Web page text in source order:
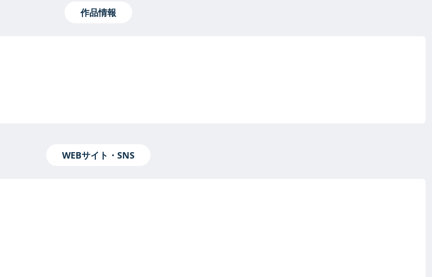
作品情報
WEBサイト・SNS